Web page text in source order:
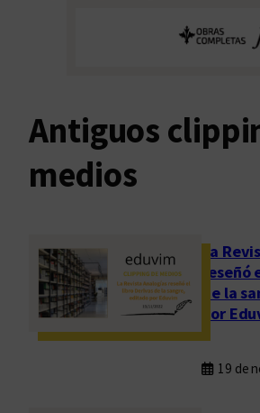
Antiguos
medios
La
de la
por
19 de